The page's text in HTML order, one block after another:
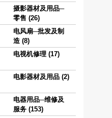
摄影器材及用品─
零售 (26)
电风扇─批发及制
造 (8)
电视机修理 (17)
电影器材及用品 (2)
电器用品─维修及
服务 (153)